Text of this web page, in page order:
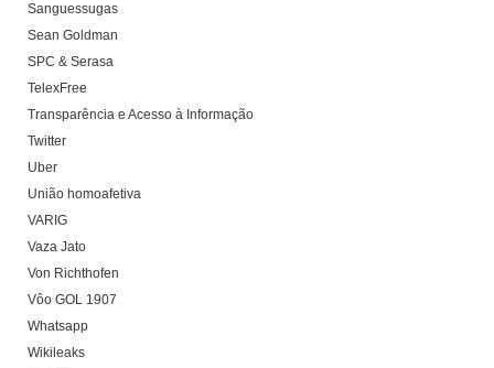
Sanguessugas
Sean Goldman
SPC & Serasa
TelexFree
Transparência e Acesso à Informação
Twitter
Uber
União homoafetiva
VARIG
Vaza Jato
Von Richthofen
Vôo GOL 1907
Whatsapp
Wikileaks